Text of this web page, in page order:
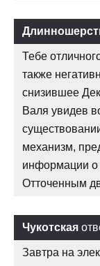
Тебе
также
снизившее
Валя увидев
механизм,
информации о
Отточенным
Чукотская
Завтра на